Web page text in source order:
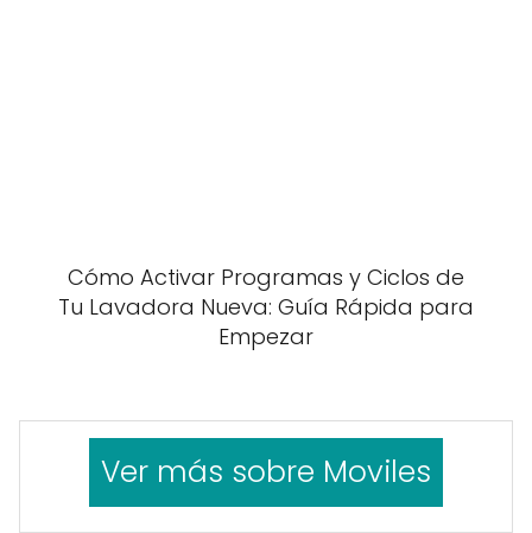
Cómo Activar Programas y Ciclos de
Tu Lavadora Nueva: Guía Rápida para
Empezar
Ver más sobre Moviles